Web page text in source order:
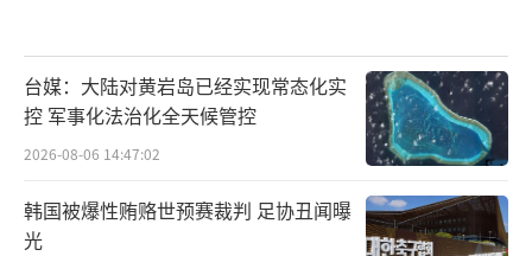
台媒：大陆对黄岩岛已经实现常态化实
控 军事化法治化全天候管控
2026-08-06 14:47:02
韩国被爆性贿赂世预赛裁判 足协丑闻曝
光